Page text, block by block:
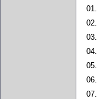
01.
02.
03.
04.
05.
06.
07.